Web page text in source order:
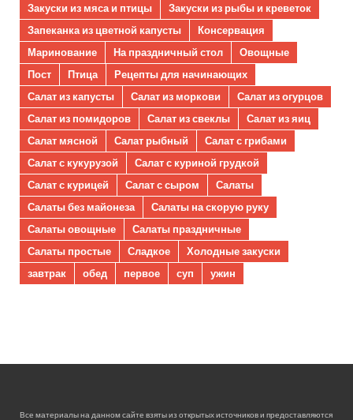
Закуски из мяса и птицы
Закуски из рыбы и креветок
Запеканка из цветной капусты
Консервация
Маринование
На праздничный стол
Овощные
Пост
Птица
Рецепты для начинающих
Салат из капусты
Салат из моркови
Салат из огурцов
Салат из помидоров
Салат из свеклы
Салат из яиц
Салат мясной
Салат рыбный
Салат с грибами
Салат с кукурузой
Салат с куриной грудкой
Салат с курицей
Салат с сыром
Салаты
Салаты без майонеза
Салаты на скорую руку
Салаты овощные
Салаты праздничные
Салаты простые
Сладкое
Холодные закуски
завтрак
обед первое суп ужин
Все материалы на данном сайте взяты из открытых источников и предоставляются